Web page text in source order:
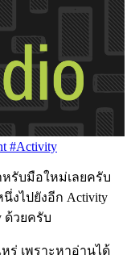
#Activity
รับมือใหม่เลยครับ
นึ่งไปยังอีก Activity
ด้วยครับ
ร่ เพราะหาอ่านได้